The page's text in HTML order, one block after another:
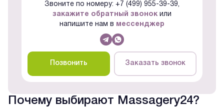
Звоните по номеру: +7 (499) 955-39-39,
закажите обратный звонокили
напишите нам в мессенджер
Позвонить Заказать звонок
Почему выбирают Massagery24?